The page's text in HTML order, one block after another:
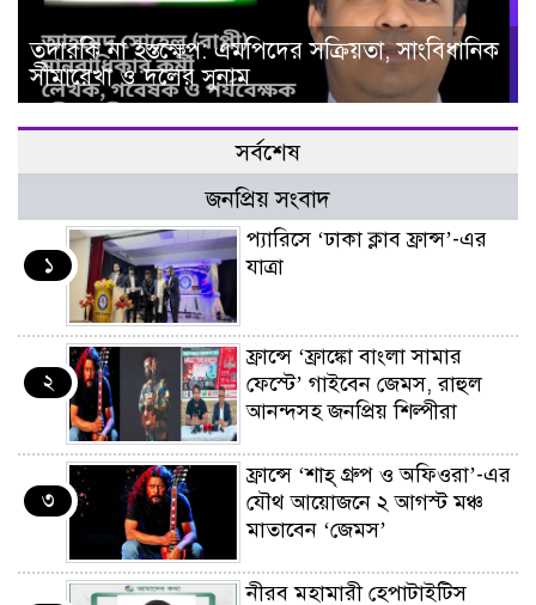
তদারকি না হস্তক্ষেপ: এমপিদের সক্রিয়তা, সাংবিধানিক
সীমারেখা ও দলের সুনাম
সর্বশেষ
জনপ্রিয় সংবাদ
১
প্যারিসে ‘ঢাকা ক্লাব ফ্রান্স’-এর
যাত্রা
২
ফ্রান্সে ‘ফ্রাঙ্কো বাংলা সামার
ফেস্টে’ গাইবেন জেমস, রাহুল
আনন্দসহ জনপ্রিয় শিল্পীরা
৩
ফ্রান্সে ‘শাহ্ গ্রুপ ও অফিওরা’-এর
যৌথ আয়োজনে ২ আগস্ট মঞ্চ
মাতাবেন ‘জেমস’
নীরব মহামারী হেপাটাইটিস